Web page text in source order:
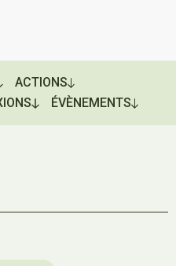
ACTIONS
ÉVÈNEMENTS